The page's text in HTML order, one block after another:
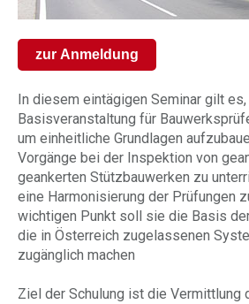
zur Anmeldung
In diesem eintägigen Seminar gilt es,
Basisveranstaltung für
um einheitliche Grundlagen
Vorgänge bei der Inspektion von
geankerten Stützbauwerken zu
eine Harmonisierung der Prüfungen
wichtigen Punkt soll sie die Basis
die in Österreich zugelassenen
zugänglich machen
Ziel der Schulung ist die Vermittlung